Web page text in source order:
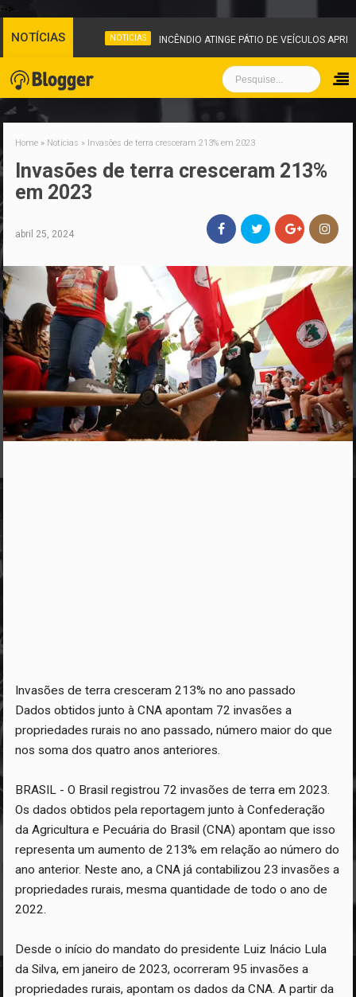
-->
NOTÍCIAS NOTICIAS INCÊNDIO ATINGE PÁTIO DE VEÍCULOS
Home » Noticias » Invasões de terra cresceram 213% em 2023
Invasões de terra cresceram 213%
em 2023
abril 25, 2024
Invasões de terra cresceram 213% no ano passado
Dados obtidos junto à CNA apontam 72 invasões a
propriedades rurais no ano passado, número maior do que
nos soma dos quatro anos anteriores.
BRASIL - O Brasil registrou 72 invasões de terra em 2023.
Os dados obtidos pela reportagem junto à Confederação
da Agricultura e Pecuária do Brasil (CNA) apontam que isso
representa um aumento de 213% em relação ao número do
ano anterior. Neste ano, a CNA já contabilizou 23 invasões a
propriedades rurais, mesma quantidade de todo o ano de
2022.
Desde o início do mandato do presidente Luiz Inácio Lula
da Silva, em janeiro de 2023, ocorreram 95 invasões a
propriedades rurais, apontam os dados da CNA. A partir da